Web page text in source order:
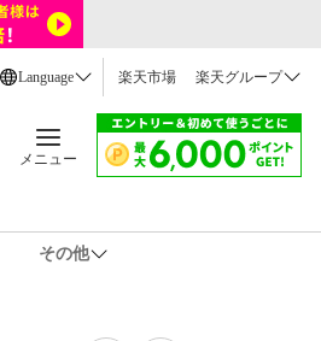
Language 楽天市場 楽天グループ
メニュー
その他